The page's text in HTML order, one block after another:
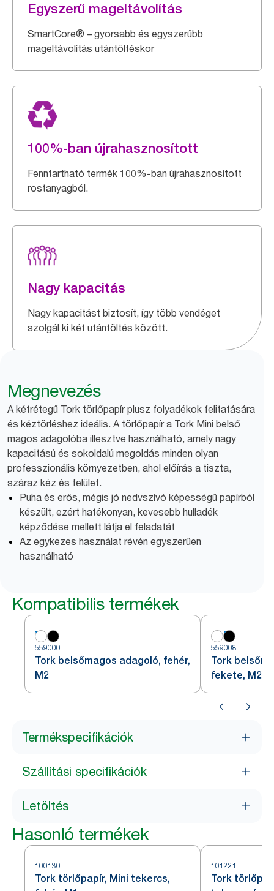
Egyszerű mageltávolítás
SmartCore® – gyorsabb és egyszerűbb
mageltávolítás utántöltéskor
100%-ban újrahasznosított
Fenntartható termék 100%-ban újrahasznosított
rostanyagból.
Nagy kapacitás
Nagy kapacitást biztosít, így több vendéget
szolgál ki két utántöltés között.
Megnevezés
A kétrétegű Tork törlőpapír plusz folyadékok felitatására
és kéztörléshez ideális. A törlőpapír a Tork Mini belső
magos adagolóba illesztve használható, amely nagy
kapacitású és sokoldalú megoldás minden olyan
professzionális környezetben, ahol előírás a tiszta,
száraz kéz és felület.
Puha és erős, mégis jó nedvszívó képességű papírból
készült, ezért hatékonyan, kevesebb hulladék
képződése mellett látja el feladatát
Az egykezes használat révén egyszerűen
használható
Kompatibilis termékek
559000
Tork belsőmagos adagoló, fehér,
M2
559008
Tork
fekete, M2
Termékspecifikációk
Szállítási specifikációk
Letöltés
Hasonló termékek
100130
Tork törlőpapír, Mini tekercs,
101221
Tork